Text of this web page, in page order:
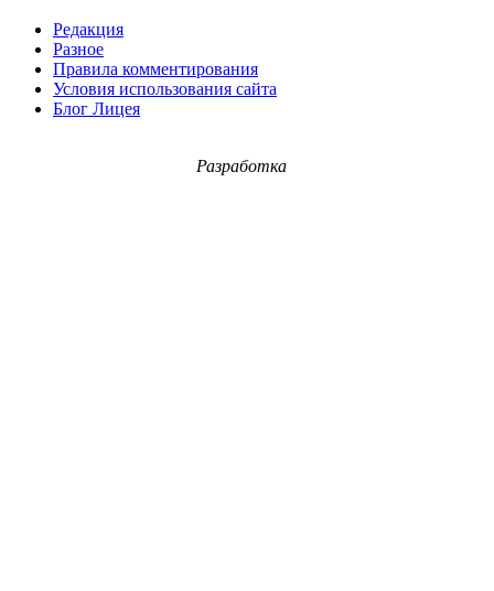
Редакция
Разное
Правила комментирования
Условия использования сайта
Блог Лицея
Разработка